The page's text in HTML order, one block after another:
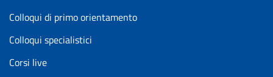
Colloqui di primo orientamento
Colloqui specialistici
Corsi live